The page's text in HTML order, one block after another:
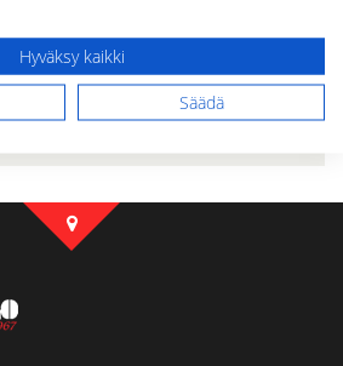
Hyväksy kaikki
Säädä